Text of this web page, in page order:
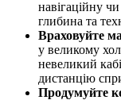
навігаційну
глибина та
Враховуйте
у великому
невеликий
дистанцію
Продумуйте